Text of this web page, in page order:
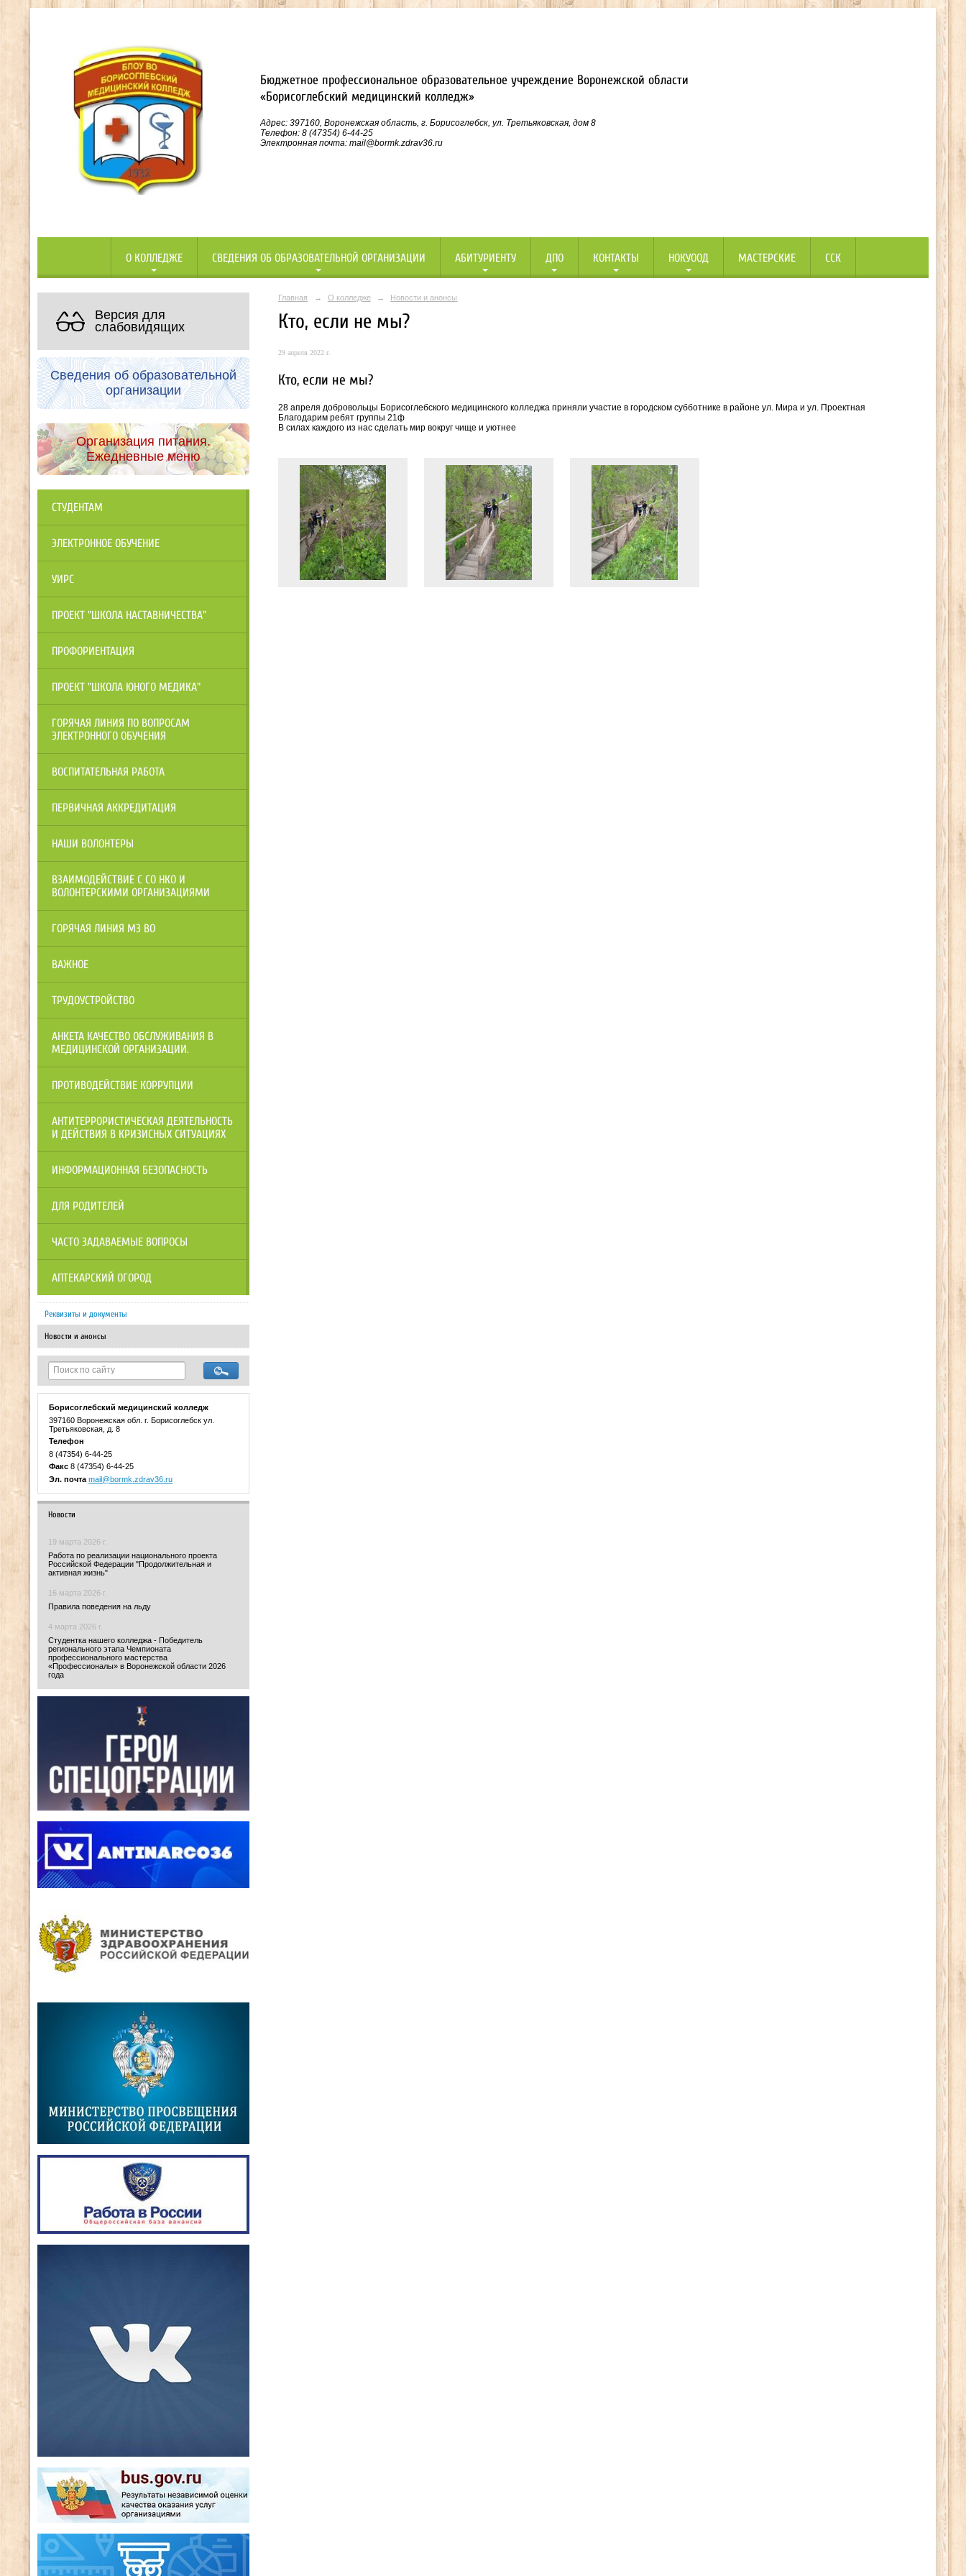
Бюджетное профессиональное образовательное учреждение Воронежской области
«Борисоглебский медицинский колледж»
Адрес: 397160, Воронежская область, г. Борисоглебск, ул. Третьяковская, дом 8
Телефон: 8 (47354) 6-44-25
Электронная почта: mail@bormk.zdrav36.ru
О КОЛЛЕДЖЕ СВЕДЕНИЯ ОБ ОБРАЗОВАТЕЛЬНОЙ ОРГАНИЗАЦИИ АБИТУРИЕНТУ ДПО КОНТАКТЫ НОКУООД МАСТЕРСКИЕ ССК
Версия для
слабовидящих
Сведения об образовательной
организации
Организация питания.
Ежедневные меню
СТУДЕНТАМ
ЭЛЕКТРОННОЕ ОБУЧЕНИЕ
УИРС
ПРОЕКТ "ШКОЛА НАСТАВНИЧЕСТВА"
ПРОФОРИЕНТАЦИЯ
ПРОЕКТ "ШКОЛА ЮНОГО МЕДИКА"
ГОРЯЧАЯ ЛИНИЯ ПО ВОПРОСАМ
ЭЛЕКТРОННОГО ОБУЧЕНИЯ
ВОСПИТАТЕЛЬНАЯ РАБОТА
ПЕРВИЧНАЯ АККРЕДИТАЦИЯ
НАШИ ВОЛОНТЕРЫ
ВЗАИМОДЕЙСТВИЕ С СО НКО И
ВОЛОНТЕРСКИМИ ОРГАНИЗАЦИЯМИ
ГОРЯЧАЯ ЛИНИЯ МЗ ВО
ВАЖНОЕ
ТРУДОУСТРОЙСТВО
АНКЕТА КАЧЕСТВО ОБСЛУЖИВАНИЯ В
МЕДИЦИНСКОЙ ОРГАНИЗАЦИИ.
ПРОТИВОДЕЙСТВИЕ КОРРУПЦИИ
АНТИТЕРРОРИСТИЧЕСКАЯ ДЕЯТЕЛЬНОСТЬ
И ДЕЙСТВИЯ В КРИЗИСНЫХ СИТУАЦИЯХ
ИНФОРМАЦИОННАЯ БЕЗОПАСНОСТЬ
ДЛЯ РОДИТЕЛЕЙ
ЧАСТО ЗАДАВАЕМЫЕ ВОПРОСЫ
АПТЕКАРСКИЙ ОГОРОД
Реквизиты и документы
Новости и анонсы
Борисоглебский медицинский колледж
397160 Воронежская обл. г. Борисоглебск ул.
Третьяковская, д. 8
Телефон
8 (47354) 6-44-25
Факс 8 (47354) 6-44-25
Эл. почта mail@bormk.zdrav36.ru
Новости
19 марта 2026 г.
Работа по реализации национального проекта
Российской Федерации "Продолжительная и
активная жизнь"
16 марта 2026 г.
Правила поведения на льду
4 марта 2026 г.
Студентка нашего колледжа - Победитель
регионального этапа Чемпионата
профессионального мастерства
«Профессионалы» в Воронежской области 2026
года
Главная → О колледже → Новости и анонсы
Кто, если не мы?
29 апреля 2022 г.
Кто, если не мы?
28 апреля добровольцы Борисоглебского медицинского колледжа приняли участие в городском субботнике в районе ул. Мира и ул. Проектная
Благодарим ребят группы 21ф
В силах каждого из нас сделать мир вокруг чище и уютнее